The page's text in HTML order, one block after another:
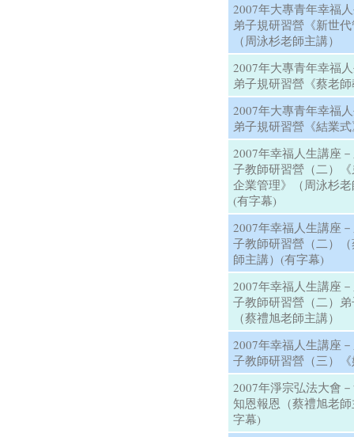
2007年大專青年幸福
弟子規研習營《新世
（周泳杉老師主講）
2007年大專青年幸福
弟子規研習營《蔡老
2007年大專青年幸福
弟子規研習營《結業
2007年幸福人生講座
子教師研習營（二）
企業管理》（周泳杉
(有字幕)
2007年幸福人生講座
子教師研習營（二）
師主講）(有字幕)
2007年幸福人生講座
子教師研習營（二）
（蔡禮旭老師主講）
2007年幸福人生講座
子教師研習營（三）
2007年淨宗弘法大會
知恩報恩（蔡禮旭老
字幕)